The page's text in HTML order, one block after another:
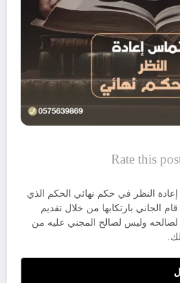
Rate this
النظر في حكم نهائي الحكم الذي
الجاني بارتكابها من خلال تقديم
لصالحه وليس لصالح المجني عليه من